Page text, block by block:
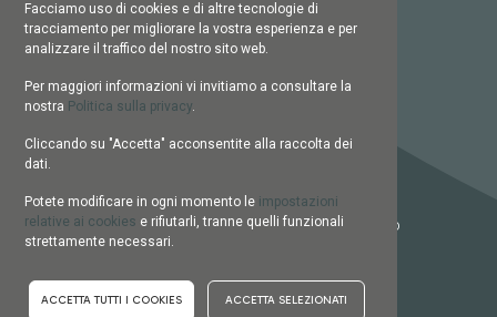
Per chi lavoriamo
Contatti
Gestione e Ottimizzazione dello Studio
Marketing & Comunicazione Sanitaria
Facciamo uso di cookies e di altre tecnologie di
tracciamento per migliorare la vostra esperienza e per
analizzare il traffico del nostro sito web.
Per maggiori informazioni vi invitiamo a consultare la
nostra Politica sulla privacy.
Cliccando su "Accetta" acconsentite alla raccolta dei
dati.
Potete modificare in ogni momento le impostazioni
relative ai cookies e rifiutarli, tranne quelli funzionali
strettamente necessari.
ACCETTA TUTTI I COOKIES ACCETTA SELEZIONATI